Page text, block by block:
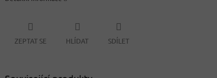
ZEPTAT SE HLÍDAT SDÍLET